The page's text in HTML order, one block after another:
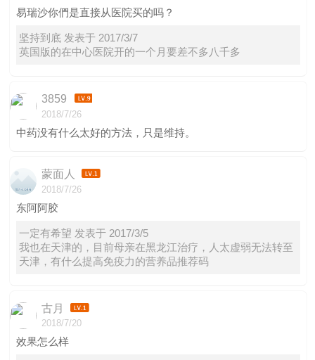
易瑞沙你們是直接从医院买的吗？
坚持到底 发表于 2017/3/7
英国版的在中心医院开的一个月要差不多八千多
3859
2018/7/26
中药没有什么太好的方法，只是维持。
蒙面人
2018/7/26
东阿阿胶
一定有希望 发表于 2017/3/5
我也在天津的，目前母亲在黑龙江治疗，人太虚弱无法转至
天津，有什么提高免疫力的营养品推荐码
古月
2018/7/20
效果怎么样